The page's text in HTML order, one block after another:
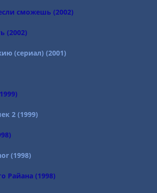
сможешь (2002)
(2002)
(сериал) (2001)
2 (1999)
(1998)
Райана (1998)